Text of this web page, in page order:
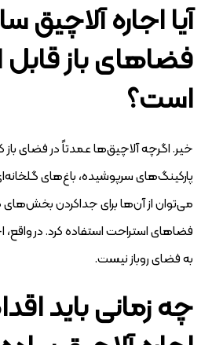
آیا اجاره آلاچیق
فضاهای باز قابل
است؟
خیر. اگرچه آلاچیق‌ها عمدتاً در فضای باز
پارکینگ‌های سرپوشیده، باغ‌های
فضاهای استراحت استفاده کرد. در
به فضای روباز نیست.
چه زمانی باید